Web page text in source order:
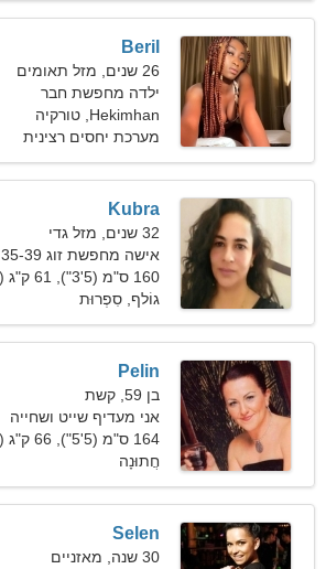
Beril
26 שנים, מזל תאומים
ילדה מחפשת חבר
Hekimhan, טורקיה
מערכת יחסים רצינית
Kubra
32 שנים, מזל גדי
אישה מחפשת זוג 35-39
פאונד)
גוֹלף, סִפְרוּת
Pelin
בן 59, קשת
אני מעדיף שייט ושחייה
פאונד)
חֲתוּנָה
Selen
30 שנה, מאזניים